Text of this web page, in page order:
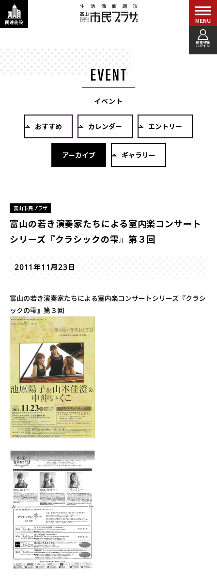
新規登録
ログイン
イベント
おすすめ カレンダー エントリー
アーカイブ ギャラリー
富山の若き演奏家たちによる室内楽コンサート
シリーズ『クラシックの雫』第３回
富山市民プラザ
2011年11月23日
富山の若き演奏家たちによる室内楽コンサートシリーズ『クラシ
ックの雫』第３回